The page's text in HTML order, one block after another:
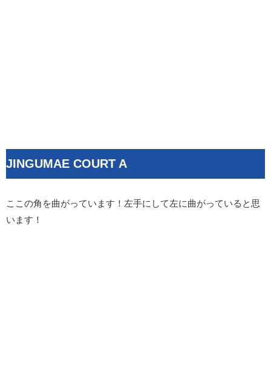
JINGUMAE COURT A
ここの角を曲がっています！左手にして左に曲がっていると思
います！